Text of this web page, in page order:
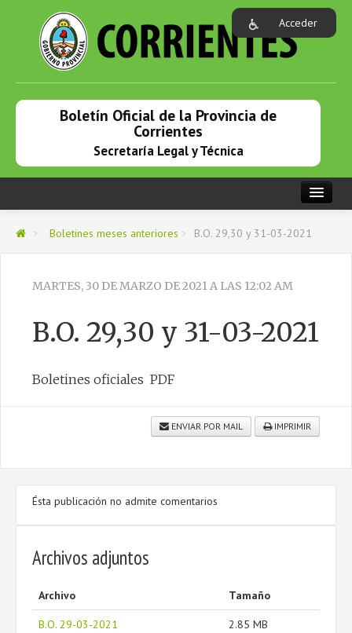
Acceder
Boletín Oficial de la Provincia de
Corrientes
Secretaría Legal y Técnica
BOLETINES DEL MES
BOLETINES MESES ANTERIORES
> Boletines meses anteriores > B.O. 29,30 y 31-03-2021
MARTES, 30 DE MARZO DE 2021 A LAS 12:02 AM
B.O. 29,30 y 31-03-2021
Boletines oficiales PDF
ENVIAR POR MAIL IMPRIMIR
Ésta publicación no admite comentarios
Archivos adjuntos
Archivo Tamaño
B.O. 29-03-2021 2.85 MB